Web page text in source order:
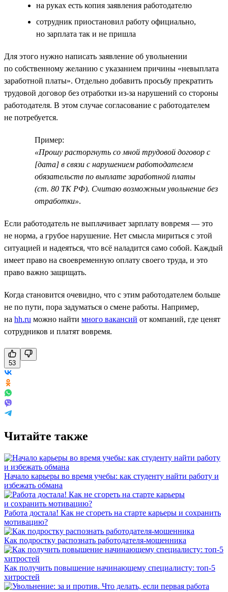
на руках есть копия заявления работодателю
сотрудник приостановил работу официально,
но зарплата так и не пришла
Для этого нужно написать заявление об увольнении
по собственному желанию с указанием причины «невыплата
заработной платы». Отдельно добавить просьбу прекратить
трудовой договор без отработки из-за нарушений со стороны
работодателя. В этом случае согласование с работодателем
не потребуется.
Пример:
«Прошу расторгнуть со мной трудовой договор с
[дата] в связи с нарушением работодателем
обязательств по выплате заработной платы
(ст. 80 ТК РФ). Считаю возможным увольнение без
отработки».
Если работодатель не выплачивает зарплату вовремя — это
не норма, а грубое нарушение. Нет смысла мириться с этой
ситуацией и надеяться, что всё наладится само собой. Каждый
имеет право на своевременную оплату своего труда, и это
право важно защищать.
Когда становится очевидно, что с этим работодателем больше
не по пути, пора задуматься о смене работы. Например,
на hh.ru можно найти много вакансий от компаний, где ценят
сотрудников и платят вовремя.
53
Читайте также
Начало карьеры во время учебы: как студенту найти работу и
избежать обмана
Работа достала! Как не сгореть на старте карьеры и сохранить
мотивацию?
Как подростку распознать работодателя-мошенника
Как получить повышение начинающему специалисту: топ-5
хитростей